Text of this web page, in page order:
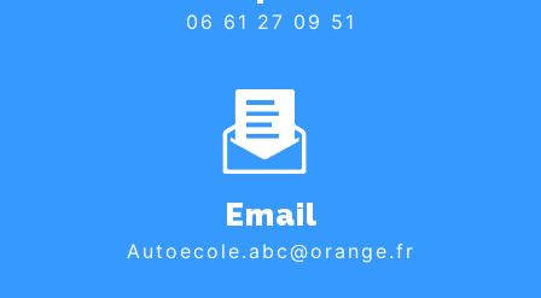
06 61 27 09 51
Email
autoecole.abc@orange.fr